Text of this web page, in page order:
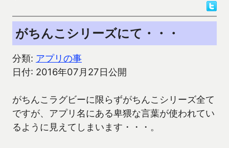
がちんこシリーズにて・・・
分類: アプリの事
日付: 2016年07月27日公開
がちんこラグビーに限らずがちんこシリーズ全て
ですが、アプリ名にある卑猥な言葉が使われてい
るように見えてしまいます・・・。